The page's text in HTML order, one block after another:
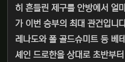
히 흔들린 제구를 안방에서 얼
가 이번 승부의 최대 관건입니
레나도와 폴 골드슈미트 등 베
셰인 드로한을 상대로 초반부